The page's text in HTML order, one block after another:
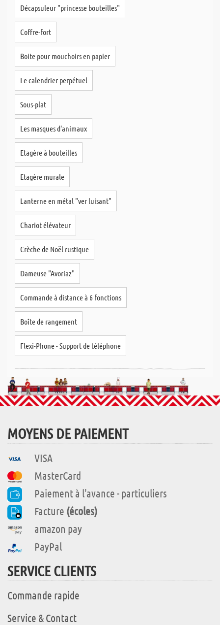
Décapsuleur "princesse bouteilles"
Coffre-fort
Boite pour mouchoirs en papier
Le calendrier perpétuel
Sous-plat
Les masques d'animaux
Etagère à bouteilles
Etagère murale
Lanterne en métal "ver luisant"
Chariot élévateur
Crèche de Noël rustique
Dameuse "Avoriaz"
Commande à distance à 6 fonctions
Boîte de rangement
Flexi-Phone - Support de téléphone
MOYENS DE PAIEMENT
VISA
MasterCard
Paiement à l'avance - particuliers
Facture (écoles)
amazon pay
PayPal
SERVICE CLIENTS
Commande rapide
Service & Contact